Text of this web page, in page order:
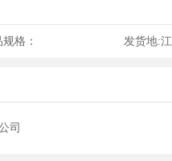
格： 发货地:
司